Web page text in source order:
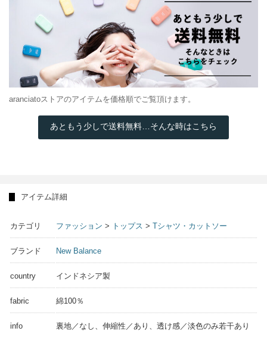
aranciatoストアのアイテムを価格順でご覧頂けます。
あともう少しで送料無料…そんな時はこちら
アイテム詳細
カテゴリ ファッション > トップス > Tシャツ・カットソー
ブランド New Balance
country インドネシア製
fabric 綿100％
info 裏地／なし、伸縮性／あり、透け感／淡色のみ若干あり